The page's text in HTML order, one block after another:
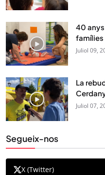
40
Juliol 09,
La
Juliol 07,
Segueix-nos
X (Twitter)